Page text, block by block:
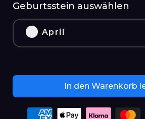
Geburtsstein auswählen
April
Februar
März
In den Warenkorb
Payment